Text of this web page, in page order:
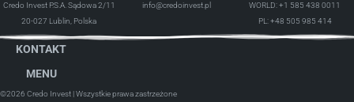
Credo Invest P.S.A. Sądowa 2/11
20-027 Lublin, Polska
info@credoinvest.pl WORLD:+1 585 438 0011
PL:+48 505 985 414
KONTAKT
MENU
©2026 Credo Invest | Wszystkie prawa zastrzeżone